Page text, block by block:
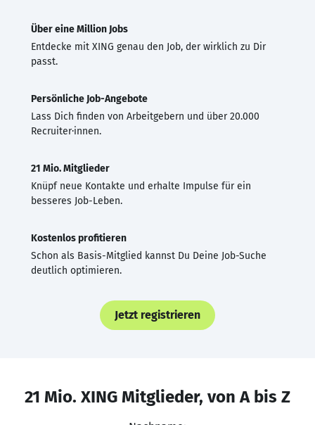
Über eine Million Jobs
Entdecke mit XING genau den Job, der wirklich zu Dir
passt.
Persönliche Job-Angebote
Lass Dich finden von Arbeitgebern und über 20.000
Recruiter·innen.
21 Mio. Mitglieder
Knüpf neue Kontakte und erhalte Impulse für ein
besseres Job-Leben.
Kostenlos profitieren
Schon als Basis-Mitglied kannst Du Deine Job-Suche
deutlich optimieren.
Jetzt registrieren
21 Mio. XING Mitglieder, von A bis Z